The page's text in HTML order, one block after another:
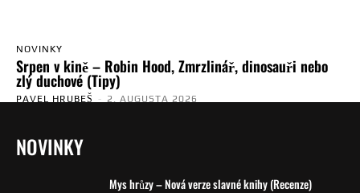
NOVINKY
Srpen v kině – Robin Hood, Zmrzlinář, dinosauři nebo
zlý duchové (Tipy)
PAVEL HRUBEŠ - 2. AUGUSTA 2026
NOVINKY
Mys hrůzy – Nová verze slavné knihy (Recenze)